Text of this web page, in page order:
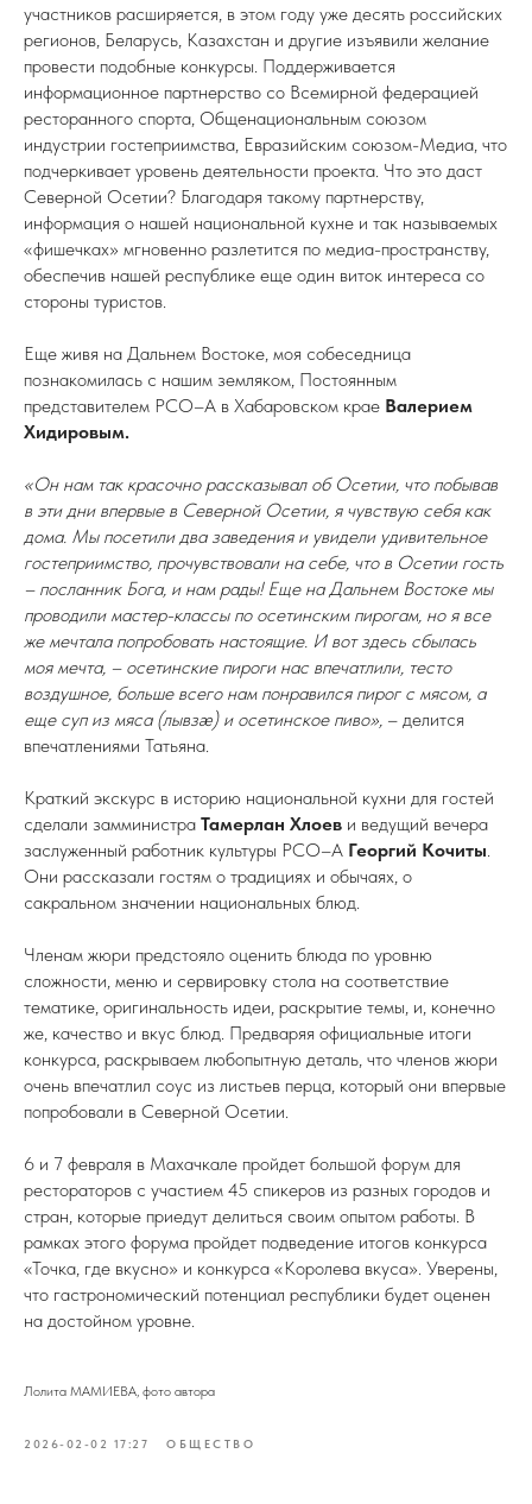
участников расширяется, в этом году уже десять российских
регионов, Беларусь, Казахстан и другие изъявили желание
провести подобные конкурсы. Поддерживается
информационное партнерство со Всемирной федерацией
ресторанного спорта, Общенациональным союзом
индустрии гостеприимства, Евразийским союзом-Медиа, что
подчеркивает уровень деятельности проекта. Что это даст
Северной Осетии? Благодаря такому партнерству,
информация о нашей национальной кухне и так называемых
«фишечках» мгновенно разлетится по медиа-пространству,
обеспечив нашей республике еще один виток интереса со
стороны туристов.
Еще живя на Дальнем Востоке, моя собеседница
познакомилась с нашим земляком, Постоянным
представителем РСО–А в Хабаровском крае Валерием
Хидировым.
«Он нам так красочно рассказывал об Осетии, что побывав
в эти дни впервые в Северной Осетии, я чувствую себя как
дома. Мы посетили два заведения и увидели удивительное
гостеприимство, прочувствовали на себе, что в Осетии гость
– посланник Бога, и нам рады! Еще на Дальнем Востоке мы
проводили мастер-классы по осетинским пирогам, но я все
же мечтала попробовать настоящие. И вот здесь сбылась
моя мечта, – осетинские пироги нас впечатлили, тесто
воздушное, больше всего нам понравился пирог с мясом, а
еще суп из мяса (лывзæ) и осетинское пиво», – делится
впечатлениями Татьяна.
Краткий экскурс в историю национальной кухни для гостей
сделали замминистра Тамерлан Хлоев и ведущий вечера
заслуженный работник культуры РСО–А Георгий Кочиты.
Они рассказали гостям о традициях и обычаях, о
сакральном значении национальных блюд.
Членам жюри предстояло оценить блюда по уровню
сложности, меню и сервировку стола на соответствие
тематике, оригинальность идеи, раскрытие темы, и, конечно
же, качество и вкус блюд. Предваряя официальные итоги
конкурса, раскрываем любопытную деталь, что членов жюри
очень впечатлил соус из листьев перца, который они впервые
попробовали в Северной Осетии.
6 и 7 февраля в Махачкале пройдет большой форум для
рестораторов с участием 45 спикеров из разных городов и
стран, которые приедут делиться своим опытом работы. В
рамках этого форума пройдет подведение итогов конкурса
«Точка, где вкусно» и конкурса «Королева вкуса». Уверены,
что гастрономический потенциал республики будет оценен
на достойном уровне.
Лолита МАМИЕВА, фото автора
2026-02-02 17:27 ОБЩЕСТВО